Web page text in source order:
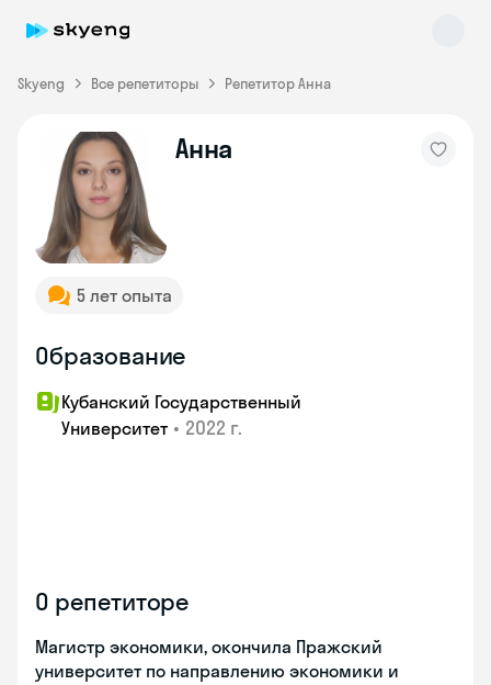
Skyeng Все репетиторы Репетитор Анна
Анна
5 лет опыта
Образование
Кубанский Государственный
Университет • 2022 г.
О репетиторе
Магистр экономики, окончила Пражский
университет по направлению экономики и
Skyeng Chat
online